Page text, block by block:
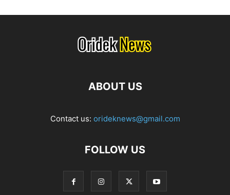
ABOUT US
Contact us: orideknews@gmail.com
FOLLOW US